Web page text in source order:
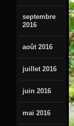
septembre
2016
août 2016
juillet 2016
juin 2016
mai 2016